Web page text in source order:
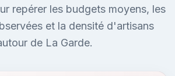
repérer les budgets moyens, les
et la densité d'artisans
de La Garde.